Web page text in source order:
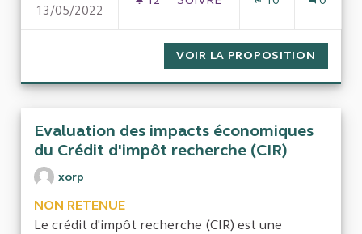
13/05/2022
VOIR LA PROPOSITION
Evaluation des impacts économiques
du Crédit d'impôt recherche (CIR)
xorp
NON RETENUE
Le crédit d'impôt recherche (CIR) est une